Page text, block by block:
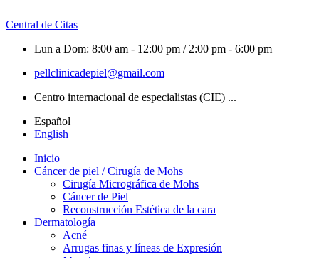
Central de Citas
Lun a Dom: 8:00 am - 12:00 pm / 2:00 pm - 6:00 pm
pellclinicadepiel@gmail.com
Centro internacional de especialistas (CIE) ...
Español
English
Inicio
Cáncer de piel / Cirugía de Mohs
Cirugía Micrográfica de Mohs
Cáncer de Piel
Reconstrucción Estética de la cara
Dermatología
Acné
Arrugas finas y líneas de Expresión